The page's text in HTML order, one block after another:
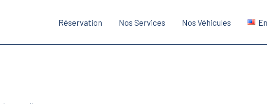
Réservation Nos Services Nos Véhicules En